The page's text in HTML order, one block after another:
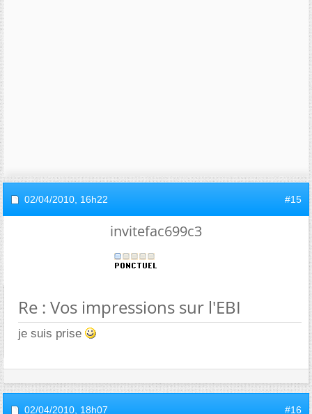
02/04/2010, 16h22 #15
invitefac699c3
Re : Vos impressions sur l'EBI
je suis prise
02/04/2010, 18h07 #16